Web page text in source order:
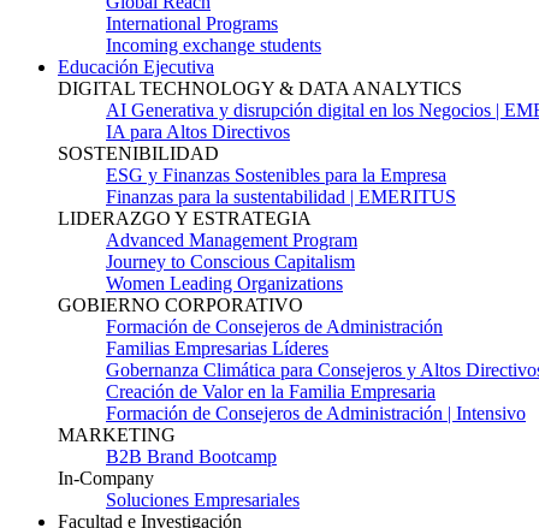
International Programs
Incoming exchange students
Educación Ejecutiva
DIGITAL TECHNOLOGY & DATA ANALYTICS
AI Generativa y disrupción digital en los Negocios |
IA para Altos Directivos
SOSTENIBILIDAD
ESG y Finanzas Sostenibles para la Empresa
Finanzas para la sustentabilidad | EMERITUS
LIDERAZGO Y ESTRATEGIA
Advanced Management Program
Journey to Conscious Capitalism
Women Leading Organizations
GOBIERNO CORPORATIVO
Formación de Consejeros de Administración
Familias Empresarias Líderes
Gobernanza Climática para Consejeros y Altos
Creación de Valor en la Familia Empresaria
Formación de Consejeros de Administración | Intensivo
MARKETING
B2B Brand Bootcamp
In-Company
Soluciones Empresariales
Facultad e Investigación